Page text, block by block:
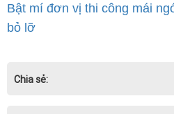
Bật mí đơn vị thi công mái
bỏ lỡ
Chia sẻ: